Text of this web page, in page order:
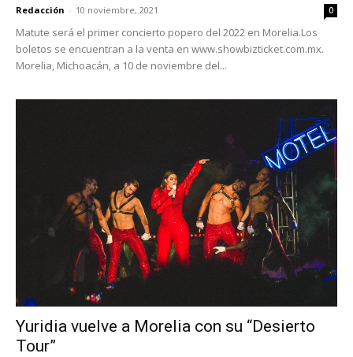
Redacción - 10 noviembre, 2021 0
Matute será el primer concierto popero del 2022 en Morelia.Los
boletos se encuentran a la venta en www.showbizticket.com.mx.
Morelia, Michoacán, a 10 de noviembre del...
Yuridia vuelve a Morelia con su “Desierto
Tour”